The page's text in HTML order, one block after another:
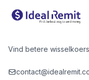
Vind betere